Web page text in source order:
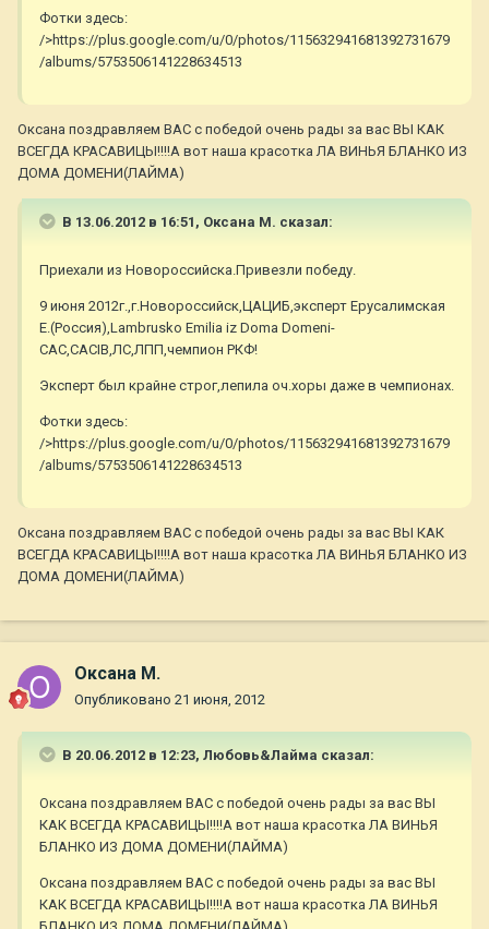
Фотки здесь:
/>https://plus.google.com/u/0/photos/115632941681392731679
/albums/5753506141228634513
Оксана поздравляем ВАС с победой очень рады за вас ВЫ КАК
ВСЕГДА КРАСАВИЦЫ!!!!А вот наша красотка ЛА ВИНЬЯ БЛАНКО ИЗ
ДОМА ДОМЕНИ(ЛАЙМА)
В 13.06.2012 в 16:51, Оксана М. сказал:
Приехали из Новороссийска.Привезли победу.
9 июня 2012г.,г.Новороссийск,ЦАЦИБ,эксперт Ерусалимская
Е.(Россия),Lambrusko Emilia iz Doma Domeni-
САС,САCIB,ЛС,ЛПП,чемпион РКФ!
Эксперт был крайне строг,лепила оч.хоры даже в чемпионах.
Фотки здесь:
/>https://plus.google.com/u/0/photos/115632941681392731679
/albums/5753506141228634513
Оксана поздравляем ВАС с победой очень рады за вас ВЫ КАК
ВСЕГДА КРАСАВИЦЫ!!!!А вот наша красотка ЛА ВИНЬЯ БЛАНКО ИЗ
ДОМА ДОМЕНИ(ЛАЙМА)
Оксана М.
Опубликовано 21 июня, 2012
В 20.06.2012 в 12:23, Любовь&Лайма сказал:
Оксана поздравляем ВАС с победой очень рады за вас ВЫ
КАК ВСЕГДА КРАСАВИЦЫ!!!!А вот наша красотка ЛА ВИНЬЯ
БЛАНКО ИЗ ДОМА ДОМЕНИ(ЛАЙМА)
Оксана поздравляем ВАС с победой очень рады за вас ВЫ
КАК ВСЕГДА КРАСАВИЦЫ!!!!А вот наша красотка ЛА ВИНЬЯ